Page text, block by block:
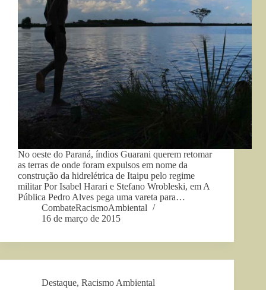
No oeste do Paraná, índios Guarani querem retomar
as terras de onde foram expulsos em nome da
construção da hidrelétrica de Itaipu pelo regime
militar Por Isabel Harari e Stefano Wrobleski, em A
Pública Pedro Alves pega uma vareta para…
CombateRacismoAmbiental
16 de março de 2015
Destaque, Racismo Ambiental